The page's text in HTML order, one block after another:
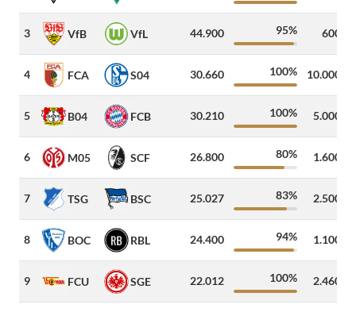
3 VfB VfL 44.900 95% 600
4 FCA S04 30.660 100% 10.000
5 B04 FCB 30.210 100% 5.000
6 M05 SCF 26.800 80% 1.600
7 TSG BSC 25.027 83% 2.500
8 BOC RBL 24.400 94% 1.100
9 FCU SGE 22.012 100% 2.460